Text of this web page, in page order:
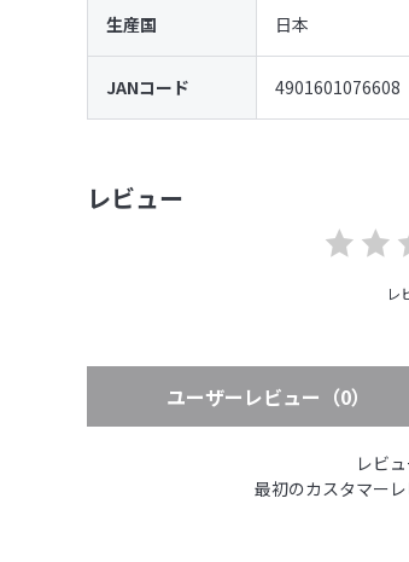
生産国 日本
JANコード 4901601076608
レビュー
レ
ユーザーレビュー （0）
レビ
最初のカスタマー